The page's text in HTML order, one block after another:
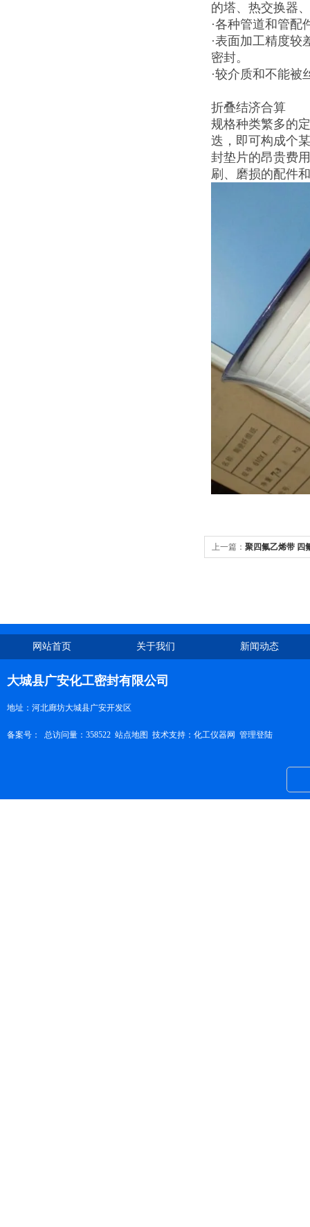
的塔、热交换器
·各种管道和管配
·表面加工精度
密封。
·较介质和不能被
折叠结济合算
规格种类繁多的
迭，即可构成个
封垫片的昂贵费
刷、磨损的配件
上一篇： 聚四氟乙烯带 四
网站首页 关于我们 新闻动态
大城县广安化工密封有限公司
地址：河北廊坊大城县广安开发区
备案号： 总访问量：358522 站点地图 技术支持： 化工仪器网 管理登陆